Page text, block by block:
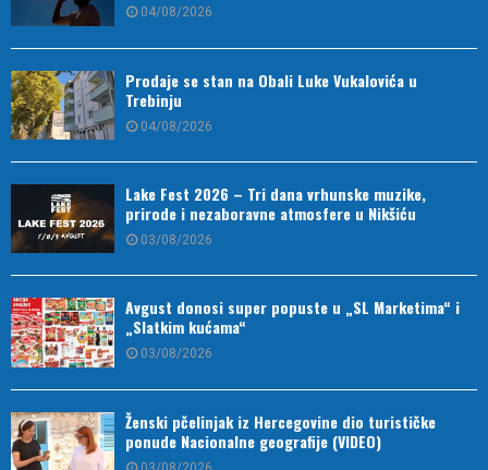
04/08/2026
Prodaje se stan na Obali Luke Vukalovića u
Trebinju
04/08/2026
Lake Fest 2026 – Tri dana vrhunske muzike,
prirode i nezaboravne atmosfere u Nikšiću
03/08/2026
Avgust donosi super popuste u „SL Marketima“ i
„Slatkim kućama“
03/08/2026
Ženski pčelinjak iz Hercegovine dio turističke
ponude Nacionalne geografije (VIDEO)